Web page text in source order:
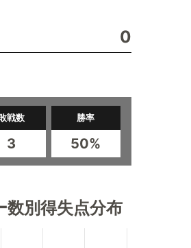
0
戦数
3
勝率
50%
数別得失点分布